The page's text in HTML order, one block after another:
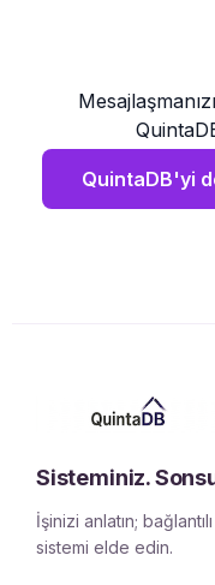
QuintaDB'yi
Sisteminiz.
İşinizi anlatın;
sistemi elde edin.